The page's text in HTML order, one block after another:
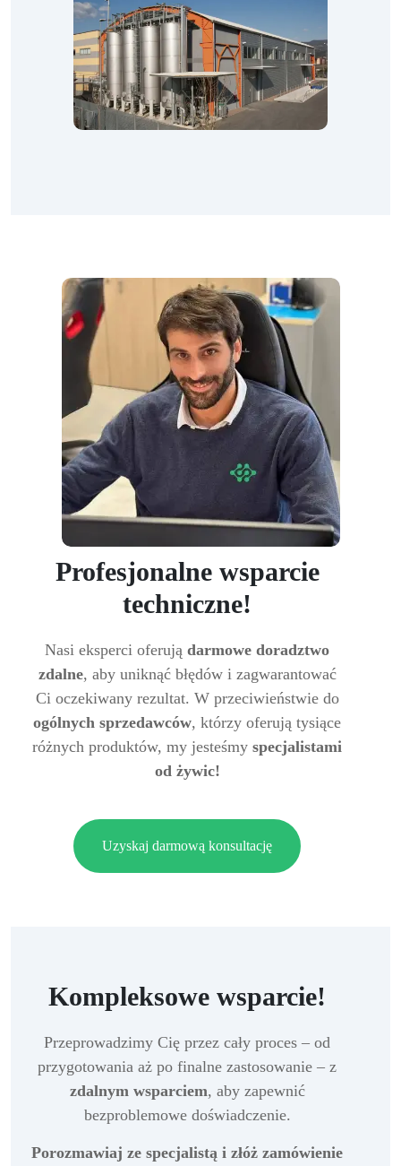
Profesjonalne wsparcie
techniczne!
Nasi eksperci oferują darmowe doradztwo
zdalne, aby uniknąć błędów i zagwarantować
Ci oczekiwany rezultat. W przeciwieństwie do
ogólnych sprzedawców, którzy oferują tysiące
różnych produktów, my jesteśmy specjalistami
od żywic!
Uzyskaj darmową konsultację
Kompleksowe wsparcie!
Przeprowadzimy Cię przez cały proces – od
przygotowania aż po finalne zastosowanie – z
zdalnym wsparciem, aby zapewnić
bezproblemowe doświadczenie.
Porozmawiaj ze specjalistą i złóż zamówienie